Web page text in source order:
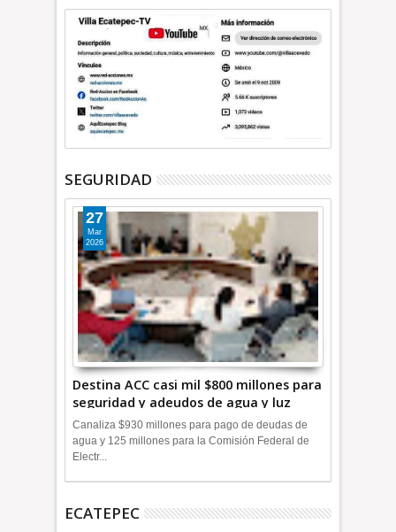
SEGURIDAD
Destina ACC casi mil $800 millones para
seguridad y adeudos de agua y luz
+Video
27
Mar
2026
Canaliza $930 millones para pago de deudas de
agua y 125 millones para la Comisión Federal de
Electr...
ECATEPEC